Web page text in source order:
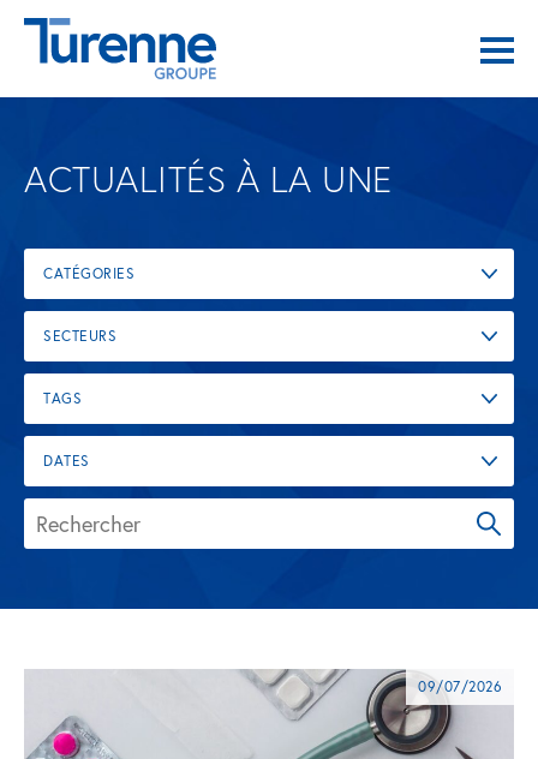
ACTUALITÉS À LA UNE
CATÉGORIES
SECTEURS
TAGS
DATES
09/07/2026